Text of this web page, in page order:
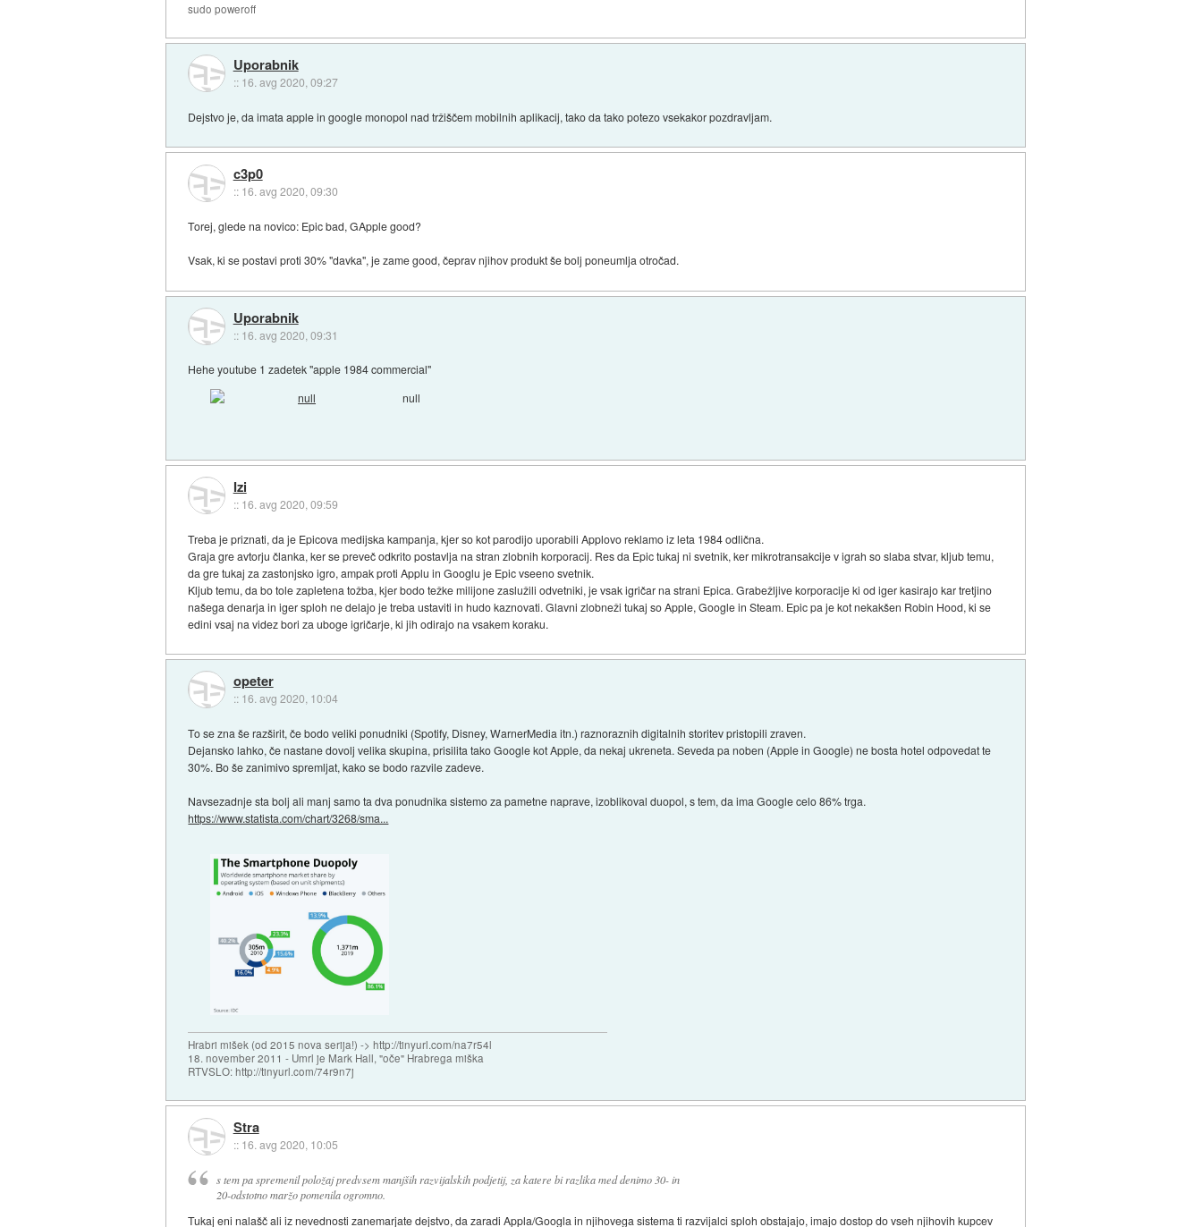
sudo poweroff
Uporabnik
:: 16. avg 2020, 09:27
Dejstvo je, da imata apple in google monopol nad tržiščem mobilnih aplikacij, tako da tako potezo vsekakor pozdravljam.
c3p0
:: 16. avg 2020, 09:30
Torej, glede na novico: Epic bad, GApple good?
Vsak, ki se postavi proti 30% "davka", je zame good, čeprav njihov produkt še bolj poneumlja otročad.
Uporabnik
:: 16. avg 2020, 09:31
Hehe youtube 1 zadetek "apple 1984 commercial"
null
Izi
:: 16. avg 2020, 09:59
Treba je priznati, da je Epicova medijska kampanja, kjer so kot parodijo uporabili Applovo reklamo iz leta 1984 odlična.
Graja gre avtorju članka, ker se preveč odkrito postavlja na stran zlobnih korporacij. Res da Epic tukaj ni svetnik, ker mikrotransakcije v igrah so slaba stvar, kljub temu,
da gre tukaj za zastonjsko igro, ampak proti Applu in Googlu je Epic vseeno svetnik.
Kljub temu, da bo tole zapletena tožba, kjer bodo težke milijone zaslužili odvetniki, je vsak igričar na strani Epica. Grabežljive korporacije ki od iger kasirajo kar tretjino
našega denarja in iger sploh ne delajo je treba ustaviti in hudo kaznovati. Glavni zlobneži tukaj so Apple, Google in Steam. Epic pa je kot nekakšen Robin Hood, ki se
edini vsaj na videz bori za uboge igričarje, ki jih odirajo na vsakem koraku.
opeter
:: 16. avg 2020, 10:04
To se zna še razširit, če bodo veliki ponudniki (Spotify, Disney, WarnerMedia itn.) raznoraznih digitalnih storitev pristopili zraven.
Dejansko lahko, če nastane dovolj velika skupina, prisilita tako Google kot Apple, da nekaj ukreneta. Seveda pa noben (Apple in Google) ne bosta hotel odpovedat te
30%. Bo še zanimivo spremljat, kako se bodo razvile zadeve.
Navsezadnje sta bolj ali manj samo ta dva ponudnika sistemo za pametne naprave, izoblikoval duopol, s tem, da ima Google celo 86% trga.
https://www.statista.com/chart/3268/sma...
Hrabri mišek (od 2015 nova serija!) -> http://tinyurl.com/na7r54l
18. november 2011 - Umrl je Mark Hall, "oče" Hrabrega miška
RTVSLO: http://tinyurl.com/74r9n7j
Stra
:: 16. avg 2020, 10:05
s tem pa spremenil položaj predvsem manjših razvijalskih podjetij, za katere bi razlika med denimo 30- in
20-odstotno maržo pomenila ogromno.
Tukaj eni nalašč ali iz nevednosti zanemarjate dejstvo, da zaradi Appla/Googla in njihovega sistema ti razvijalci sploh obstajajo, imajo dostop do vseh njihovih kupcev